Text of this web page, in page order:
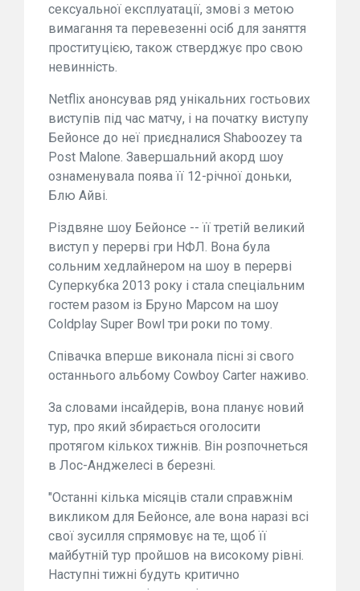
сексуальної експлуатації, змові з метою
вимагання та перевезенні осіб для заняття
проституцією, також стверджує про свою
невинність.
Netflix анонсував ряд унікальних гостьових
виступів під час матчу, і на початку виступу
Бейонсе до неї приєдналися Shaboozey та
Post Malone. Завершальний акорд шоу
ознаменувала поява її 12-річної доньки,
Блю Айві.
Різдвяне шоу Бейонсе -- її третій великий
виступ у перерві гри НФЛ. Вона була
сольним хедлайнером на шоу в перерві
Суперкубка 2013 року і стала спеціальним
гостем разом із Бруно Марсом на шоу
Coldplay Super Bowl три роки по тому.
Співачка вперше виконала пісні зі свого
останнього альбому Cowboy Carter наживо.
За словами інсайдерів, вона планує новий
тур, про який збирається оголосити
протягом кількох тижнів. Він розпочнеться
в Лос-Анджелесі в березні.
"Останні кілька місяців стали справжнім
викликом для Бейонсе, але вона наразі всі
свої зусилля спрямовує на те, щоб її
майбутній тур пройшов на високому рівні.
Наступні тижні будуть критично